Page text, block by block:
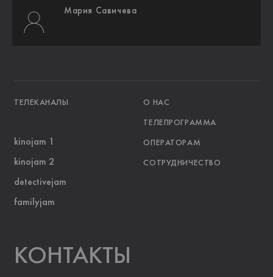
Мария Савичева
ТЕЛЕКАНАЛЫ О НАС
ТЕЛЕПРОГРАММА
ОПЕРАТОРАМ
СОТРУДНИЧЕСТВО
kinojam 1
kinojam 2
detectivejam
familyjam
KOНТАКТЫ